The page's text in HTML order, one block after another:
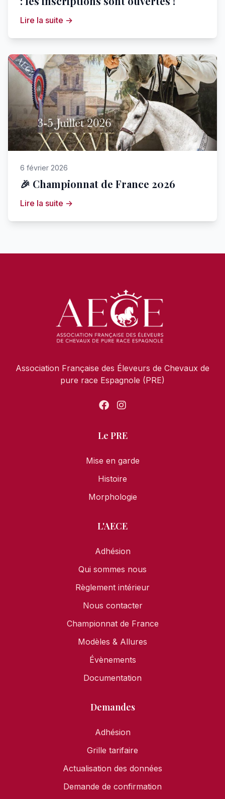
Lire la suite →
6 février 2026
🎉 Championnat de France 2026
Lire la suite →
Association Française des Éleveurs de Chevaux de
pure race Espagnole (PRE)
Le PRE
Mise en garde
Histoire
Morphologie
L'AECE
Adhésion
Qui sommes nous
Règlement intérieur
Nous contacter
Championnat de France
Modèles & Allures
Évènements
Documentation
Demandes
Adhésion
Grille tarifaire
Actualisation des données
Demande de confirmation